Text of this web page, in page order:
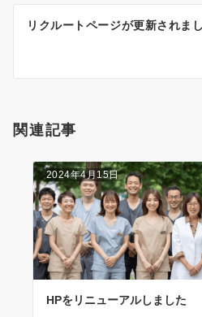
ゲ
シ
ン
リクルートページが更新されま
関連記事
2024年4月15日
HPをリニューアルしました